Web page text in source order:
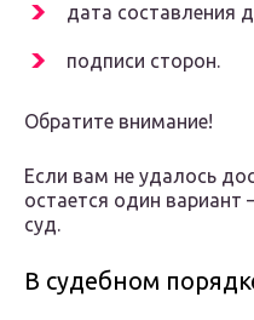
дата составления
подписи сторон.
Обратите внимание!
Если вам не удалось
остается один
суд.
В судебном